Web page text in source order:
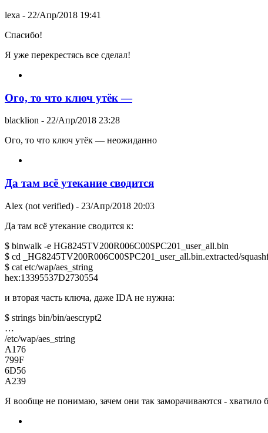
lexa - 22/Апр/2018 19:41
Спасибо!
Я уже перекрестясь все сделал!
Ого, то что ключ утёк —
blacklion - 22/Апр/2018 23:28
Ого, то что ключ утёк — неожиданно
Да там всё утекание сводится
Alex (not verified) - 23/Апр/2018 20:03
Да там всё утекание сводится к:
$ binwalk -e HG8245TV200R006C00SPC201_user_all.bin
$ cd _HG8245TV200R006C00SPC201_user_all.bin.extracted/
$ cat etc/wap/aes_string
hex:13395537D2730554
и вторая часть ключа, даже IDA не нужна:
$ strings bin/bin/aescrypt2
…
/etc/wap/aes_string
A176
799F
6D56
A239
Я вообще не понимаю, зачем они так заморачиваются - хватило